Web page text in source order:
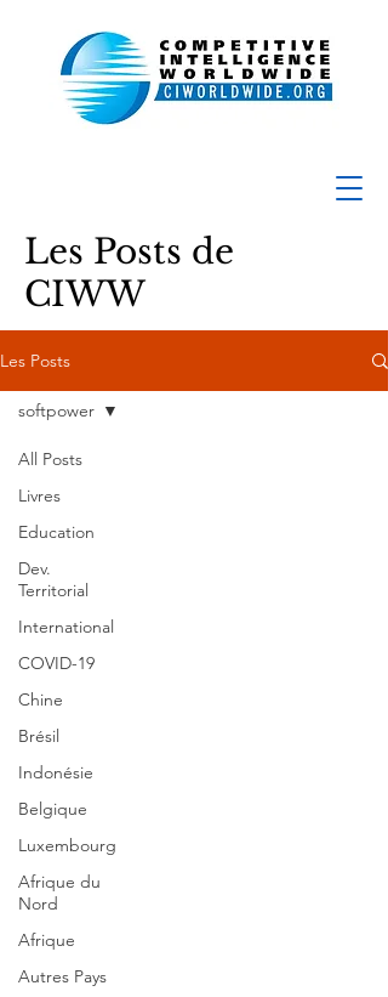
Les Posts de
CIWW
Les Posts
All Posts
Livres
Education
Dev.
Territorial
International
COVID-19
Chine
Brésil
Indonésie
Belgique
Luxembourg
Afrique du
Nord
Afrique
Autres Pays
softpower